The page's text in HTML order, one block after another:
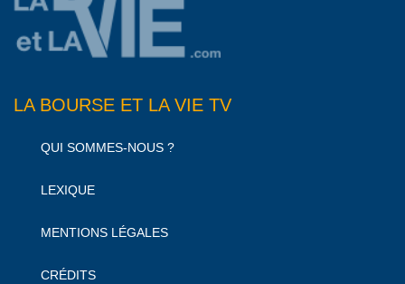
LA BOURSE ET LA VIE TV
QUI SOMMES-NOUS ?
LEXIQUE
MENTIONS LÉGALES
CRÉDITS